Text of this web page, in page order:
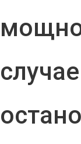
случае